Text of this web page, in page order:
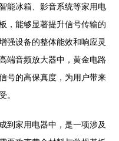
能冰箱、影音系统等家用电
，能够显著提升信号传输的
强设备的整体能效和响应灵
端音频放大器中，黄金电路
号的高保真度，为用户带来
。
到家用电器中，是一项涉及